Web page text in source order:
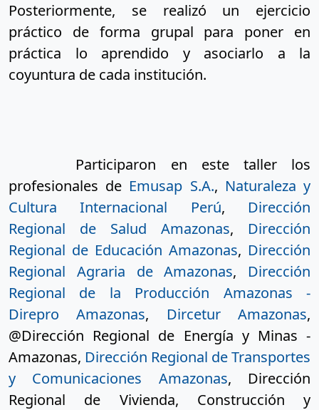
Posteriormente, se realizó un ejercicio
práctico de forma grupal para poner en
práctica lo aprendido y asociarlo a la
coyuntura de cada institución.
Participaron en este taller los
profesionales de Emusap S.A., Naturaleza y
Cultura Internacional Perú, Dirección
Regional de Salud Amazonas, Dirección
Regional de Educación Amazonas, Dirección
Regional Agraria de Amazonas, Dirección
Regional de la Producción Amazonas -
Direpro Amazonas, Dircetur Amazonas,
@Dirección Regional de Energía y Minas -
Amazonas, Dirección Regional de Transportes
y Comunicaciones Amazonas, Dirección
Regional de Vivienda, Construcción y